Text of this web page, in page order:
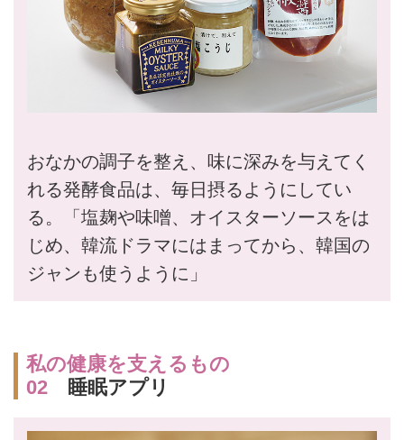
おなかの調子を整え、味に深みを与えてく
れる発酵食品は、毎日摂るようにしてい
る。「塩麹や味噌、オイスターソースをは
じめ、韓流ドラマにはまってから、韓国の
ジャンも使うように」
私の健康を支えるもの
02睡眠アプリ